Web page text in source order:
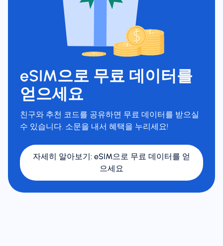
eSIM으로 무료 데이터를
얻으세요
친구와 추천 코드를 공유하면 무료 데이터를 받으실
수 있습니다. 소문을 내서 혜택을 누리세요!
자세히 알아보기: eSIM으로 무료 데이터를 얻
으세요